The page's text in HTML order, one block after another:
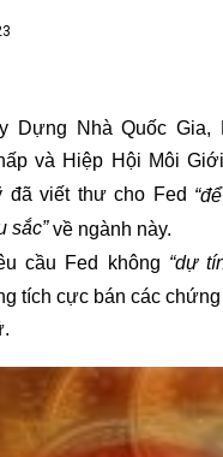
Dựng Nhà Quốc Gia,
và Hiệp Hội Môi
đã viết thư cho Fed
sắc”về ngành này.
cầu Fed không “dự
tích cực bán các